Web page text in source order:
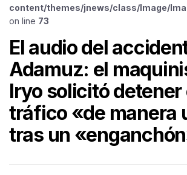
content/themes/jnews/class/Image/
on line 73
El audio del
Adamuz: el
Iryo solicitó detener
tráfico «de manera
tras un